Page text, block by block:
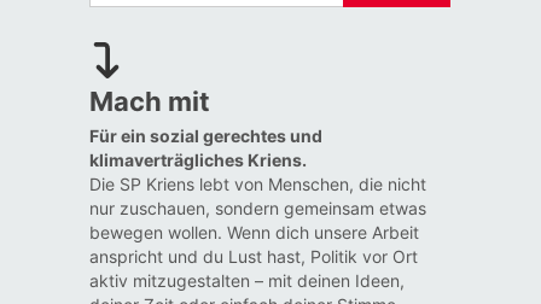
Mach mit
Für ein sozial gerechtes und
klimaverträgliches Kriens.
Die SP Kriens lebt von Menschen, die nicht
nur zuschauen, sondern gemeinsam etwas
bewegen wollen. Wenn dich unsere Arbeit
anspricht und du Lust hast, Politik vor Ort
aktiv mitzugestalten – mit deinen Ideen,